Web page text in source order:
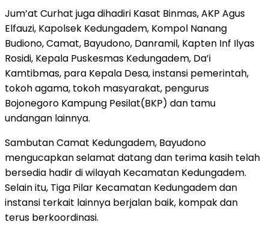
Jum’at Curhat juga dihadiri Kasat Binmas, AKP Agus
Elfauzi, Kapolsek Kedungadem, Kompol Nanang
Budiono, Camat, Bayudono, Danramil, Kapten Inf Ilyas
Rosidi, Kepala Puskesmas Kedungadem, Da’i
Kamtibmas, para Kepala Desa, instansi pemerintah,
tokoh agama, tokoh masyarakat, pengurus
Bojonegoro Kampung Pesilat(BKP) dan tamu
undangan lainnya.
Sambutan Camat Kedungadem, Bayudono
mengucapkan selamat datang dan terima kasih telah
bersedia hadir di wilayah Kecamatan Kedungadem.
Selain itu, Tiga Pilar Kecamatan Kedungadem dan
instansi terkait lainnya berjalan baik, kompak dan
terus berkoordinasi.